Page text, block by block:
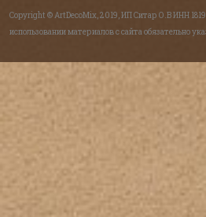
Copyright © ArtDecoMix, 2019, ИП Ситар О.В ИНН
использовании материалов с сайта обязательно